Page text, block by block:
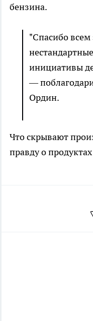
бензина.
"Спасибо всем
инициативы
—
Ордин.
Что скрывают
правду о